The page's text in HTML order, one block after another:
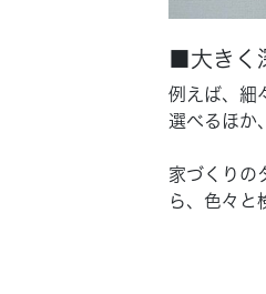
■大きく
例えば、細
選べるほか
家づくりの
ら、色々と